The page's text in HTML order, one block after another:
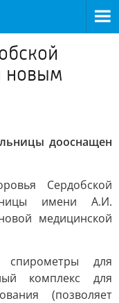
новым
дооснащен
Сердобской
имени А.И.
медицинской
спирометры для
комплекс для
(позволяет